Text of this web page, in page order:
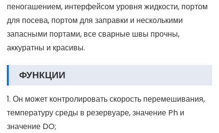
пеногашением, интерфейсом уровня жидкости, портом
для посева, портом для заправки и несколькими
запасными портами, все сварные швы прочны,
аккуратны и красивы.
ФУНКЦИИ
1. Он может контролировать скорость перемешивания,
температуру среды в резервуаре, значение Ph и
значение DO;